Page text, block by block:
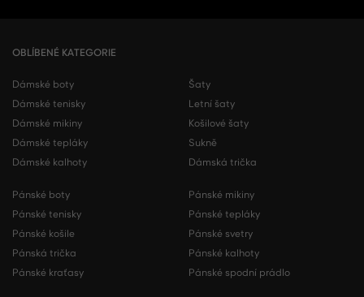
OBLÍBENÉ KATEGORIE
Dámské boty
Dámské tenisky
Dámské mikiny
Dámské tepláky
Dámské kalhoty
Šaty
Letní šaty
Košilové šaty
Sukně
Dámská trička
Pánské boty
Pánské tenisky
Pánské košile
Pánská trička
Pánské kraťasy
Pánské mikiny
Pánské tepláky
Pánské svetry
Pánské kalhoty
Pánské spodní prádlo